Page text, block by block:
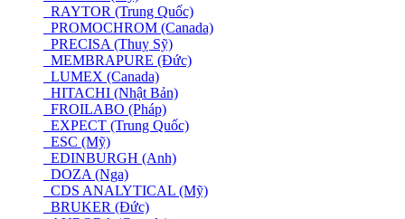
RAYTOR (Trung Quốc)
PROMOCHROM (Canada)
PRECISA (Thuỵ Sỹ)
MEMBRAPURE (Đức)
LUMEX (Canada)
HITACHI (Nhật Bản)
FROILABO (Pháp)
EXPECT (Trung Quốc)
ESC (Mỹ)
EDINBURGH (Anh)
DOZA (Nga)
CDS ANALYTICAL (Mỹ)
BRUKER (Đức)